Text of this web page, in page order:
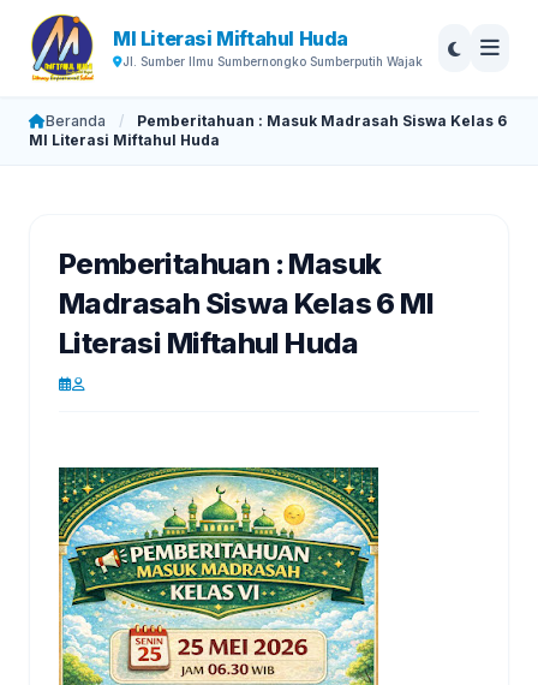
MI Literasi Miftahul Huda
Jl. Sumber Ilmu Sumbernongko Sumberputih Wajak
Beranda /
Pemberitahuan : Masuk Madrasah Siswa Kelas 6
MI Literasi Miftahul Huda
Pemberitahuan : Masuk
Madrasah Siswa Kelas 6 MI
Literasi Miftahul Huda